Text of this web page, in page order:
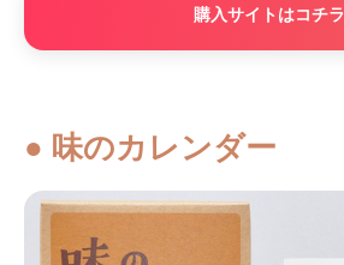
購入サイトはコチラ
● 味のカレンダー